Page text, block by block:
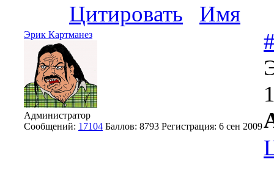
Цитировать
Имя
Эрик Картманез
Администратор
Сообщений: 17104 Баллов: 8793 Регистрация: 6 сен 2009